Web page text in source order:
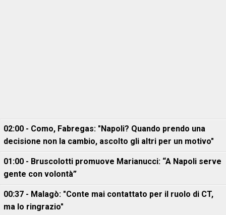
02:00 - Como, Fabregas: "Napoli? Quando prendo una
decisione non la cambio, ascolto gli altri per un motivo"
01:00 - Bruscolotti promuove Marianucci: “A Napoli serve
gente con volontà”
00:37 - Malagò: "Conte mai contattato per il ruolo di CT,
ma lo ringrazio"